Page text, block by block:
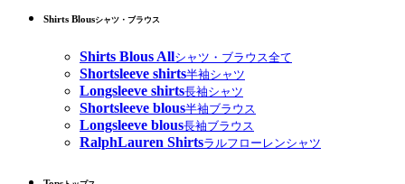
Shirts Blousシャツ・ブラウス
Shirts Blous Allシャツ・ブラウス全て
Shortsleeve shirts半袖シャツ
Longsleeve shirts長袖シャツ
Shortsleeve blous半袖ブラウス
Longsleeve blous長袖ブラウス
RalphLauren Shirtsラルフローレンシャツ